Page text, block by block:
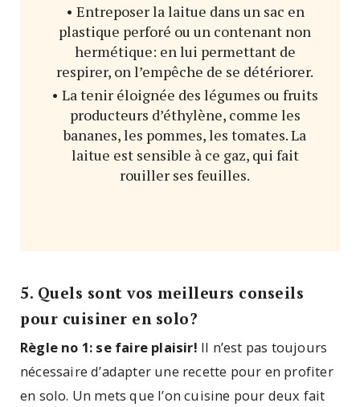
• Entreposer la laitue dans un sac en
plastique perforé ou un contenant non
hermétique: en lui permettant de
respirer, on l’empêche de se détériorer.
• La tenir éloignée des légumes ou fruits
producteurs d’éthylène, comme les
bananes, les pommes, les tomates. La
laitue est sensible à ce gaz, qui fait
rouiller ses feuilles.
5. Quels sont vos meilleurs conseils
pour cuisiner en solo?
Règle no 1: se faire plaisir! Il n’est pas toujours
nécessaire d’adapter une recette pour en profiter
en solo. Un mets que l’on cuisine pour deux fait